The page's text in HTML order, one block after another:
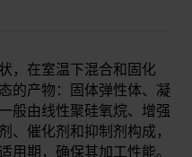
，在室温下混合和固化
的产物：固体弹性体、凝
般由线性聚硅氧烷、增强
、催化剂和抑制剂构成，
用期，确保其加工性能。